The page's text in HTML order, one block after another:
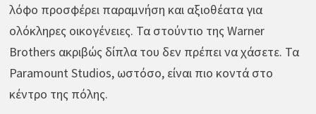
λόφο προσφέρει παραμνήση και αξιοθέατα για
ολόκληρες οικογένειες. Τα στούντιο της Warner
Brothers ακριβώς δίπλα του δεν πρέπει να χάσετε. Τα
Paramount Studios, ωστόσο, είναι πιο κοντά στο
κέντρο της πόλης.